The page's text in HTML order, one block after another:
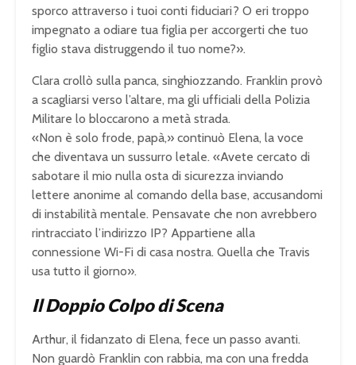
sporco attraverso i tuoi conti fiduciari? O eri troppo
impegnato a odiare tua figlia per accorgerti che tuo
figlio stava distruggendo il tuo nome?».
Clara crollò sulla panca, singhiozzando. Franklin provò
a scagliarsi verso l’altare, ma gli ufficiali della Polizia
Militare lo bloccarono a metà strada.
«Non è solo frode, papà,» continuò Elena, la voce
che diventava un sussurro letale. «Avete cercato di
sabotare il mio nulla osta di sicurezza inviando
lettere anonime al comando della base, accusandomi
di instabilità mentale. Pensavate che non avrebbero
rintracciato l’indirizzo IP? Appartiene alla
connessione Wi-Fi di casa nostra. Quella che Travis
usa tutto il giorno».
Il Doppio Colpo di Scena
Arthur, il fidanzato di Elena, fece un passo avanti.
Non guardò Franklin con rabbia, ma con una fredda